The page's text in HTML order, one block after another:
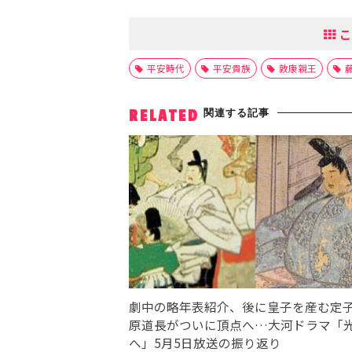
平安時代 平安貴族 敦康親王
RELATED 関連する記事
劇中の略年表紹介、後に皇子を産む定
原道長がついに頂点へ…大河ドラマ「
へ」5月5日放送の振り返り